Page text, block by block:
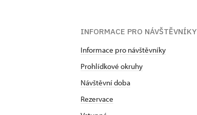
INFORMACE PRO NÁVŠTĚVNÍKY
Informace pro návštěvníky
Prohlídkové okruhy
Návštěvní doba
Rezervace